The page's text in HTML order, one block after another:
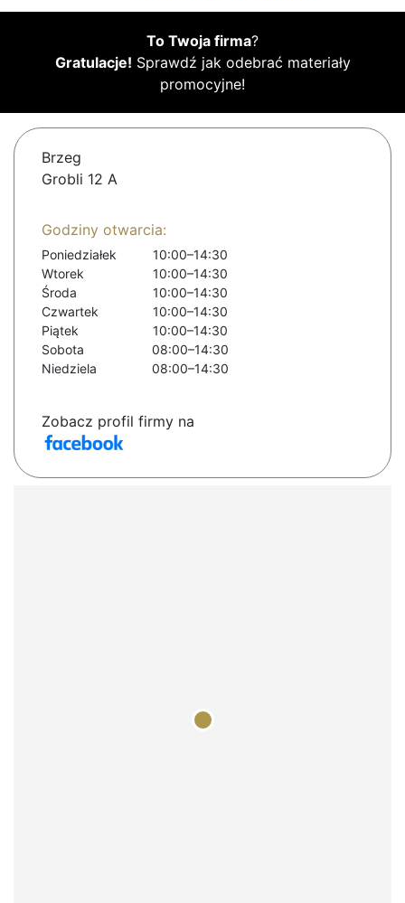
To Twoja firma?
Gratulacje! Sprawdź jak odebrać materiały
promocyjne!
Brzeg
Grobli 12 A
Godziny otwarcia:
Poniedziałek
10:00–14:30
Wtorek
10:00–14:30
Środa
10:00–14:30
Czwartek
10:00–14:30
Piątek
10:00–14:30
Sobota
08:00–14:30
Niedziela
08:00–14:30
Zobacz profil firmy na